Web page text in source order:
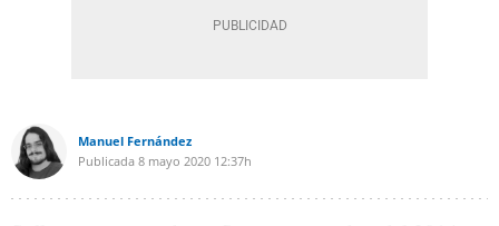
Manuel Fernández
Publicada 8 mayo 2020 12:37h